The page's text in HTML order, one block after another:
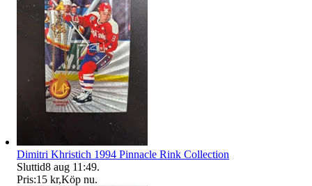
Dimitri Khristich 1994 Pinnacle Rink Collection
Sluttid8 aug 11:49.
Pris:15 kr,Köp nu.